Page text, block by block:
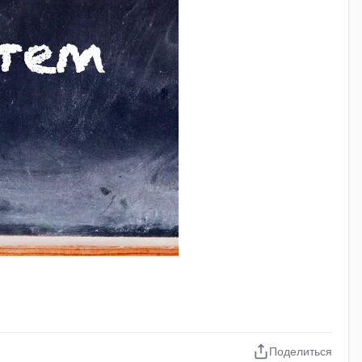
пользователю математические,
или нескольких типов структурных элементов
от других данных.
информационной базы процесс
электронной топографической основе, такой
Поделиться